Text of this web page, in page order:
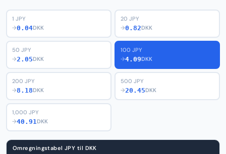
1 JPY
→0.04DKK
20 JPY
→0.82DKK
50 JPY
→2.05DKK
100 JPY
→4.09DKK
200 JPY
→8.18DKK
500 JPY
→20.45DKK
1,000 JPY
→40.91DKK
Omregningstabel JPY til DKK